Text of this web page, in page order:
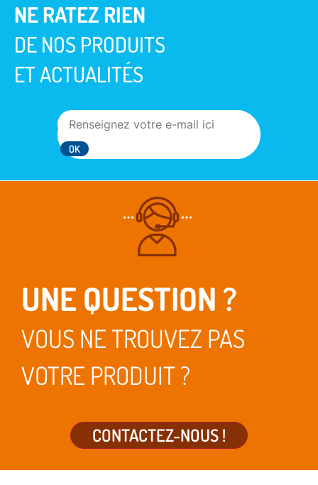
NE RATEZ RIEN
DE NOS PRODUITS
ET ACTUALITÉS
UNE QUESTION ?
VOUS NE TROUVEZ PAS
VOTRE PRODUIT ?
CONTACTEZ-NOUS !